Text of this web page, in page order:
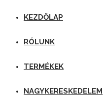
KEZDŐLAP
RÓLUNK
TERMÉKEK
NAGYKERESKEDELEM